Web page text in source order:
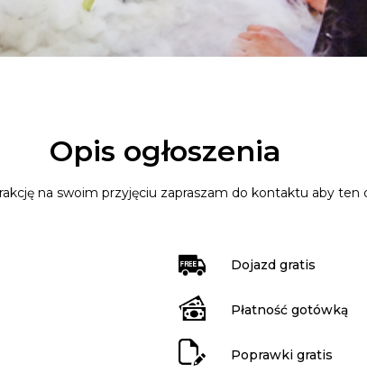
Opis ogłoszenia
na swoim przyjęciu zapraszam do kontaktu aby ten
Dojazd gratis
Płatność gotówką
Poprawki gratis